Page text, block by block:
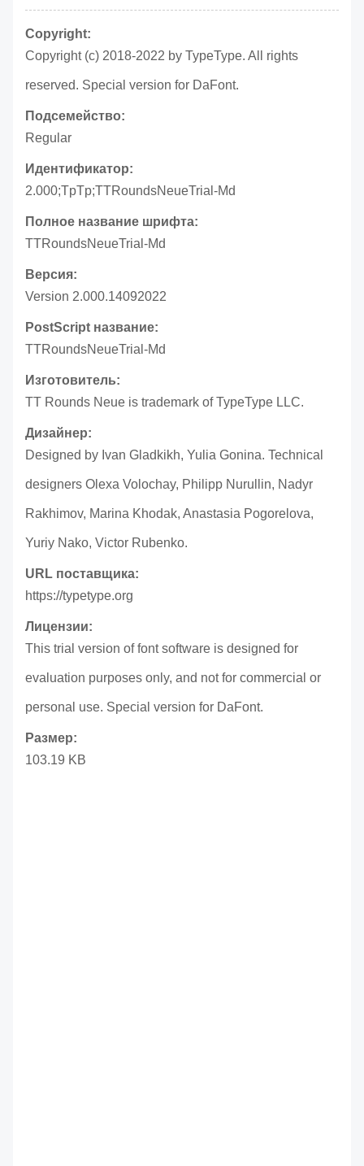
Copyright:
Copyright (c) 2018-2022 by TypeType. All rights
reserved. Special version for DaFont.
Подсемейство:
Regular
Идентификатор:
2.000;TpTp;TTRoundsNeueTrial-Md
Полное название шрифта:
TTRoundsNeueTrial-Md
Версия:
Version 2.000.14092022
PostScript название:
TTRoundsNeueTrial-Md
Изготовитель:
TT Rounds Neue is trademark of TypeType LLC.
Дизайнер:
Designed by Ivan Gladkikh, Yulia Gonina. Technical
designers Olexa Volochay, Philipp Nurullin, Nadyr
Rakhimov, Marina Khodak, Anastasia Pogorelova,
Yuriy Nako, Victor Rubenko.
URL поставщика:
https://typetype.org
Лицензии:
This trial version of font software is designed for
evaluation purposes only, and not for commercial or
personal use. Special version for DaFont.
Размер:
103.19 KB